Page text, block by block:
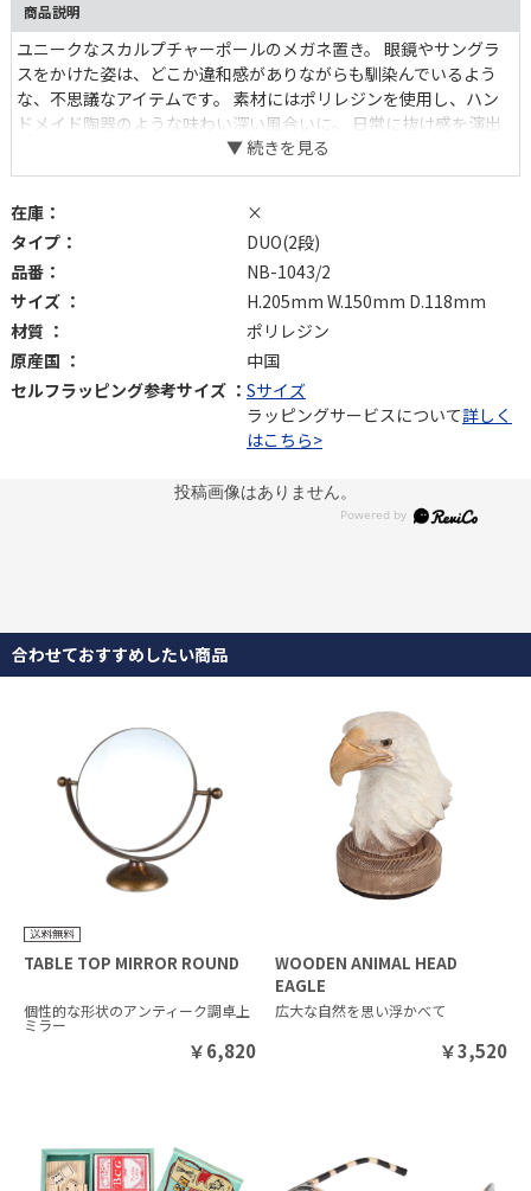
商品説明
ユニークなスカルプチャーポールのメガネ置き。 眼鏡やサングラ
スをかけた姿は、どこか違和感がありながらも馴染んでいるよう
な、不思議なアイテムです。 素材にはポリレジンを使用し、ハン
ドメイド陶器のような味わい深い風合いに。 日常に抜け感を演出
しつつ、デスクや玄関など、省スペースでも意外な収納力を発揮し
ます。 下部のプレートは、鍵やアクセサリーなどの小物置きとし
在庫：
×
タイプ：
DUO(2段)
品番：
NB-1043/2
サイズ ：
H.205mm W.150mm D.118mm
材質 ：
ポリレジン
原産国 ：
中国
セルフラッピング参考サイズ ： Sサイズ
ラッピングサービスについて詳しく
はこちら>
投稿画像はありません。
合わせておすすめしたい商品
TABLE TOP MIRROR ROUND
個性的な形状のアンティーク調卓上
ミラー
￥6,820
WOODEN ANIMAL HEAD
EAGLE
広大な自然を思い浮かべて
￥3,520